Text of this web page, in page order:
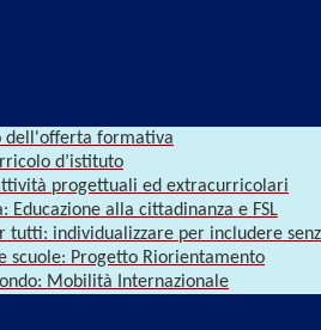
dell'offerta formativa
d’istituto
progettuali ed extracurricolari
Educazione alla cittadinanza e FSL
tutti: individualizzare per includere
scuole: Progetto Riorientamento
Mobilità Internazionale